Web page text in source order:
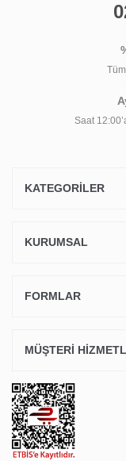
Saat
KATEGORİLER
KURUMSAL
FORMLAR
MÜŞTERİ